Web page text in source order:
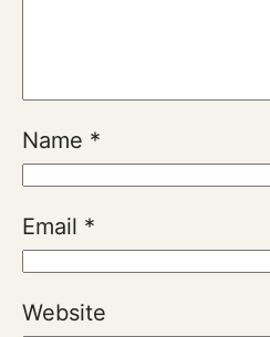
Name *
Email *
Website